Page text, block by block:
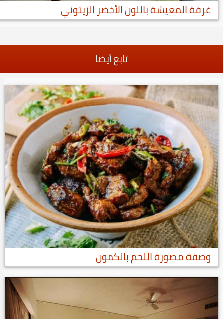
غرفة المعيشة باللون الأخضر الزيتوني
تابع أيضا
وصفة مصورة اللحم بالكمون